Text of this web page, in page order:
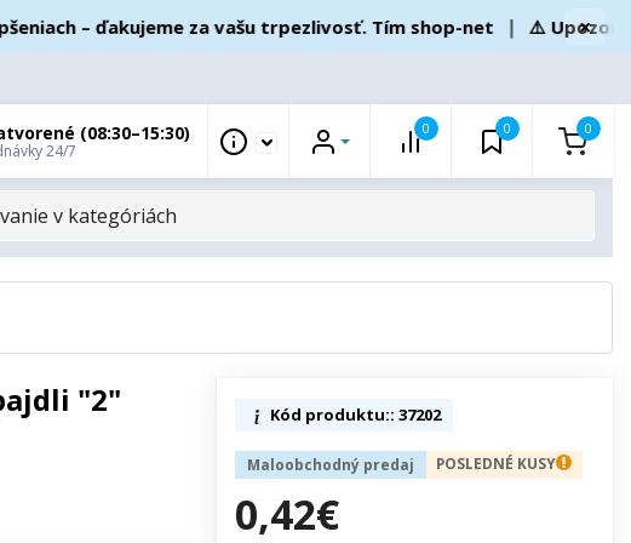
– ďakujeme za vašu trpezlivosť. Tím shop-net❘ ⚠️ ×
(08:30–15:30)
24/7
0 0 0
"2"
Kód produktu:: 37202
Maloobchodný predaj POSLEDNÉ KUSY
0,42€